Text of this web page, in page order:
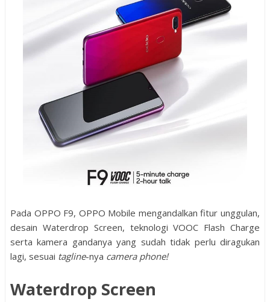
Pada OPPO F9, OPPO Mobile mengandalkan fitur unggulan,
desain Waterdrop Screen, teknologi VOOC Flash Charge
serta kamera gandanya yang sudah tidak perlu diragukan
lagi, sesuai tagline-nya camera phone!
Waterdrop Screen